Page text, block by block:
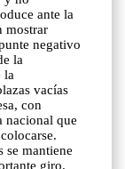
ante la
mostrar
negativo
la
la
vacías
con
nacional que
mantiene
giro.